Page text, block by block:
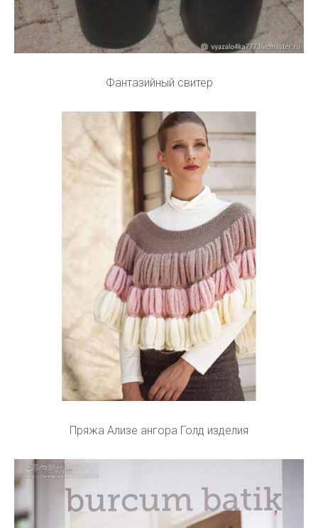
Фантазийный свитер
Пряжа Ализе ангора Голд изделия